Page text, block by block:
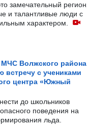
замечательный регион,
и талантливые люди с
характером.
МЧС Волжского района
встречу с учениками
центра «Южный
до школьников
поведения на
льда.